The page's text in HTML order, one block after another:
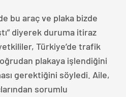
bu araç ve plaka bizde
diyerek duruma itiraz
Türkiye’de trafik
plakaya işlendiğini
gerektiğini söyledi. Aile,
sorumlu